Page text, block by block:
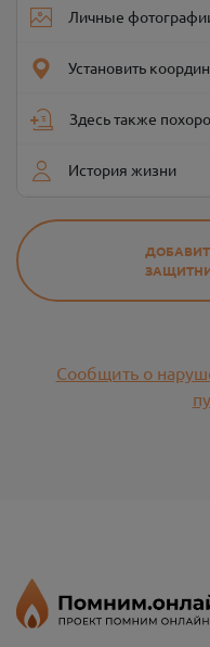
Личные
Установить
Здесь также
История жизни
Сообщить о